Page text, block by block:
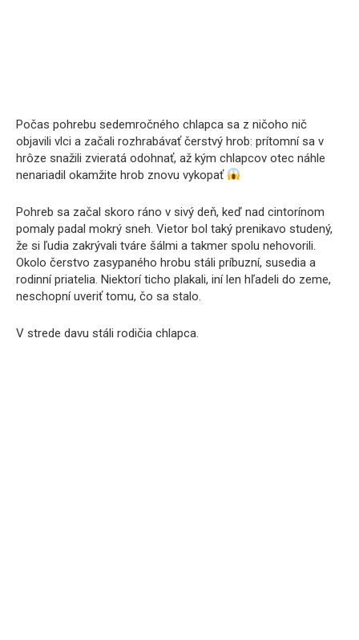
Počas pohrebu sedemročného chlapca sa z ničoho nič
objavili vlci a začali rozhrabávať čerstvý hrob: prítomní sa v
hrôze snažili zvieratá odohnať, až kým chlapcov otec náhle
nenariadil okamžite hrob znovu vykopať
Pohreb sa začal skoro ráno v sivý deň, keď nad cintorínom
pomaly padal mokrý sneh. Vietor bol taký prenikavo studený,
že si ľudia zakrývali tváre šálmi a takmer spolu nehovorili.
Okolo čerstvo zasypaného hrobu stáli príbuzní, susedia a
rodinní priatelia. Niektorí ticho plakali, iní len hľadeli do zeme,
neschopní uveriť tomu, čo sa stalo.
V strede davu stáli rodičia chlapca.